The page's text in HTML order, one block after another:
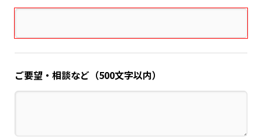
ご要望・相談など（500文字以内）